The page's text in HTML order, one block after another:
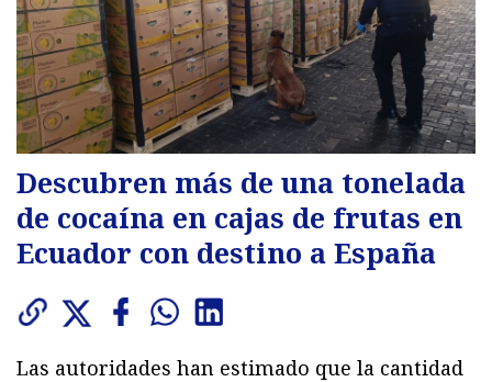
Descubren más de una tonelada
de cocaína en cajas de frutas en
Ecuador con destino a España
Las autoridades han estimado que la cantidad